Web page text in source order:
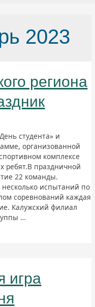
2023
региона
студента» и
организованной
комплексе
ребят.В праздничной
22 команды.
испытаний по
соревнований каждая
Калужский филиал
…
игра